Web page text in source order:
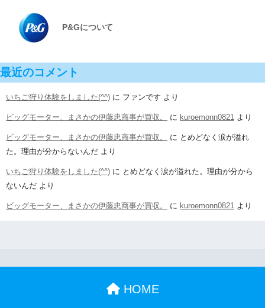
P&Gについて
最近のコメント
いちご狩り体験をしました(^^) に ファンです より
ビッグモーター、まさかの伊藤忠商事が買収。 に kuroemonn0821 より
ビッグモーター、まさかの伊藤忠商事が買収。 に とめどなく涙が溢れ
た。理由が分からないんだ より
いちご狩り体験をしました(^^) に とめどなく涙が溢れた。理由が分から
ないんだ より
ビッグモーター、まさかの伊藤忠商事が買収。 に kuroemonn0821 より
HOME